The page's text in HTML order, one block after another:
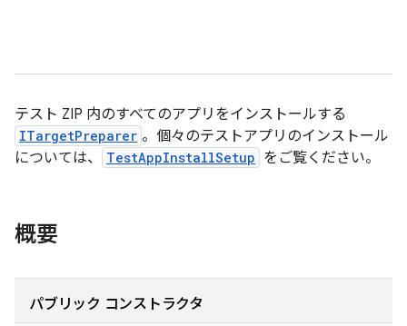
テスト ZIP 内のすべてのアプリをインストールする
ITargetPreparer 。個々のテストアプリのインストール
については、
TestAppInstallSetup をご覧ください。
概要
パブリック コンストラクタ